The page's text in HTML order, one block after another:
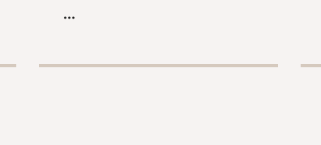
истребованием и подготовкой
территории Испании.
...